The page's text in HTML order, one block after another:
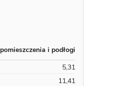
pomieszczenia i podłogi
5,31
11,41